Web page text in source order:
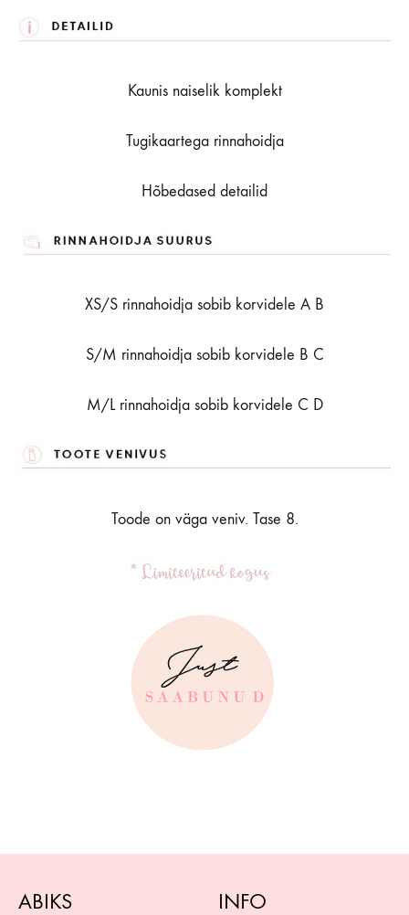
Kaunis naiselik komplekt
Tugikaartega rinnahoidja
Hõbedased detailid
XS/S rinnahoidja sobib korvidele A B
S/M rinnahoidja sobib korvidele B C
M/L rinnahoidja sobib korvidele C D
Toode on väga veniv. Tase 8.
ABIKS INFO